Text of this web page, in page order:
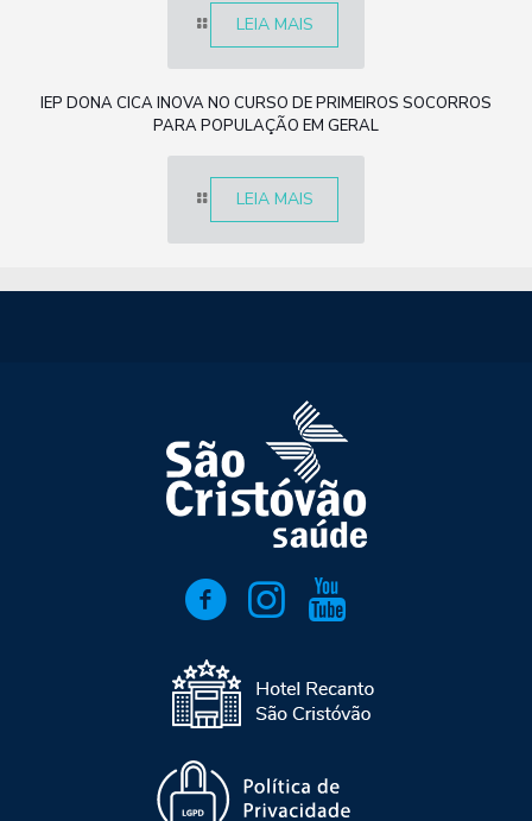
LEIA MAIS
IEP DONA CICA INOVA NO CURSO DE PRIMEIROS SOCORROS
PARA POPULAÇÃO EM GERAL
LEIA MAIS